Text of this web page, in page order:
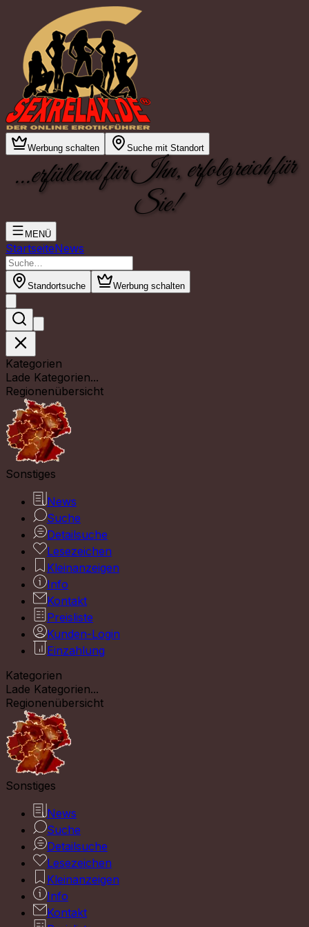
Werbung schalten Suche mit Standort
...erfüllend für Ihn, erfolgreich für
Sie!
MENÜ
StartseiteNews
Standortsuche Werbung schalten
Kategorien
Lade Kategorien...
Regionenübersicht
Sonstiges
News
Suche
Detailsuche
Lesezeichen
Kleinanzeigen
Info
Kontakt
Preisliste
Kunden-Login
Einzahlung
Kategorien
Lade Kategorien...
Regionenübersicht
Sonstiges
News
Suche
Detailsuche
Lesezeichen
Kleinanzeigen
Info
Kontakt